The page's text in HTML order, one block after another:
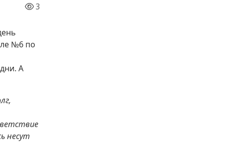
3
№6 по
А
несут